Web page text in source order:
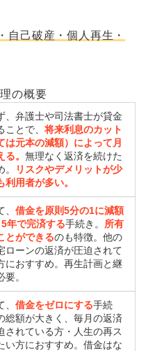
自己破産・個人再生・
の概要
、弁護士や司法書士が貸金
ことで、将来利息のカット
は元本の減額）によって月
。 無理なく返済を続けた
リスクやデメリットが少
用者が多い。
借金を原則5分の1に減額
年で完済する手続き。 所有
とができるのも特徴。他の
ローンの返済が圧迫されて
におすすめ。再生計画と継
。
借金をゼロにする手続
総額が大きく、毎月の返済
されている方・人生の再ス
い方におすすめ。借金はな